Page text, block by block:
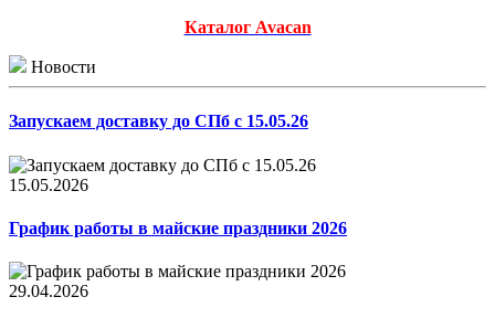
Каталог Avacan
Новости
Запускаем доставку до СПб с 15.05.26
15.05.2026
График работы в майские праздники 2026
29.04.2026